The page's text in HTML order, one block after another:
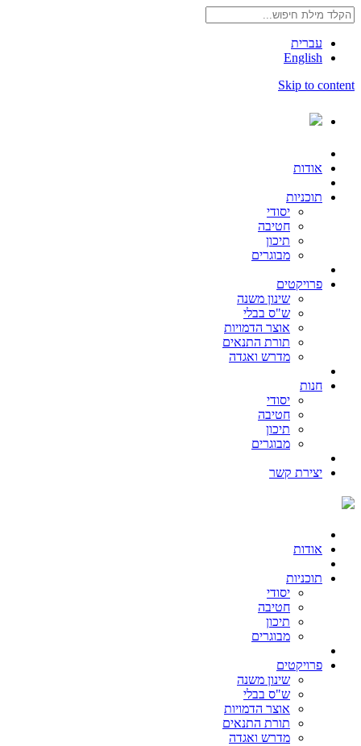
עברית
English
Skip to content
אודות
תוכניות
יסודי
חטיבה
תיכון
מבוגרים
פרויקטים
שינון משנה
ש"ס בבלי
אוצר הדמויות
תורת התנאים
מדרש ואגדה
חנות
יסודי
חטיבה
תיכון
מבוגרים
יצירת קשר
אודות
תוכניות
יסודי
חטיבה
תיכון
מבוגרים
פרויקטים
שינון משנה
ש"ס בבלי
אוצר הדמויות
תורת התנאים
מדרש ואגדה